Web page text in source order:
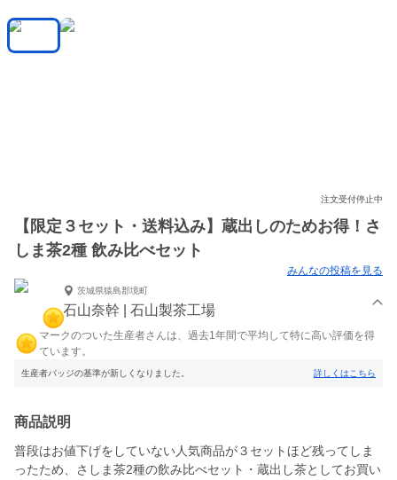
注文受付停止中
【限定３セット・送料込み】蔵出しのためお得！さ
しま茶2種 飲み比べセット
みんなの投稿を見る
茨城県猿島郡境町
石山奈幹 | 石山製茶工場
マークのついた生産者さんは、過去1年間で平均して特に高い評価を得
ています。
生産者バッジの基準が新しくなりました。 詳しくはこちら
商品説明
普段はお値下げをしていない人気商品が３セットほど残ってしま
ったため、さしま茶2種の飲み比べセット・蔵出し茶としてお買い